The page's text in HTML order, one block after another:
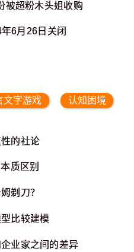
被超粉木头姐收购
6月26日关闭
文字游戏 认知困境
性的社论
质区别
剃刀？
比较建模
业家之间的差异